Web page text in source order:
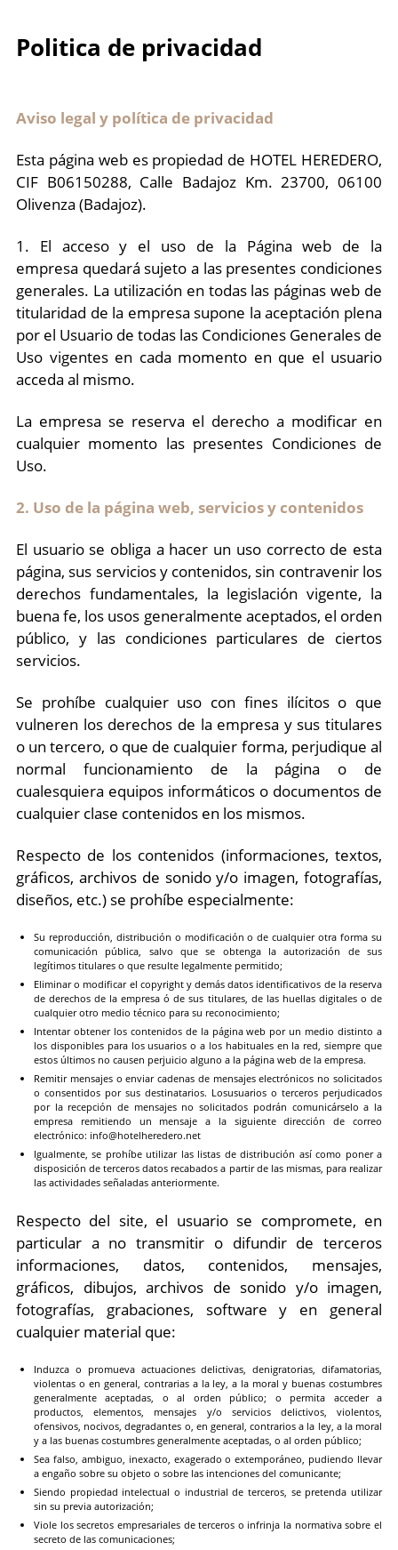
Politica de privacidad
Aviso legal y política de privacidad
Esta página web es propiedad de HOTEL HEREDERO,
CIF B06150288, Calle Badajoz Km. 23700, 06100
Olivenza (Badajoz).
1. El acceso y el uso de la Página web de la
empresa quedará sujeto a las presentes condiciones
generales. La utilización en todas las páginas web de
titularidad de la empresa supone la aceptación plena
por el Usuario de todas las Condiciones Generales de
Uso vigentes en cada momento en que el usuario
acceda al mismo.
La empresa se reserva el derecho a modificar en
cualquier momento las presentes Condiciones de
Uso.
2. Uso de la página web, servicios y contenidos
El usuario se obliga a hacer un uso correcto de esta
página, sus servicios y contenidos, sin contravenir los
derechos fundamentales, la legislación vigente, la
buena fe, los usos generalmente aceptados, el orden
público, y las condiciones particulares de ciertos
servicios.
Se prohíbe cualquier uso con fines ilícitos o que
vulneren los derechos de la empresa y sus titulares
o un tercero, o que de cualquier forma, perjudique al
normal funcionamiento de la página o de
cualesquiera equipos informáticos o documentos de
cualquier clase contenidos en los mismos.
Respecto de los contenidos (informaciones, textos,
gráficos, archivos de sonido y/o imagen, fotografías,
diseños, etc.) se prohíbe especialmente:
Su reproducción, distribución o modificación o de cualquier otra forma su
comunicación pública, salvo que se obtenga la autorización de sus
legítimos titulares o que resulte legalmente permitido;
Eliminar o modificar el copyright y demás datos identificativos de la reserva
de derechos de la empresa ó de sus titulares, de las huellas digitales o de
cualquier otro medio técnico para su reconocimiento;
Intentar obtener los contenidos de la página web por un medio distinto a
los disponibles para los usuarios o a los habituales en la red, siempre que
estos últimos no causen perjuicio alguno a la página web de la empresa.
Remitir mensajes o enviar cadenas de mensajes electrónicos no solicitados
o consentidos por sus destinatarios. Losusuarios o terceros perjudicados
por la recepción de mensajes no solicitados podrán comunicárselo a la
empresa remitiendo un mensaje a la siguiente dirección de correo
electrónico: info@hotelheredero.net
Igualmente, se prohíbe utilizar las listas de distribución así como poner a
disposición de terceros datos recabados a partir de las mismas, para realizar
las actividades señaladas anteriormente.
Respecto del site, el usuario se compromete, en
particular a no transmitir o difundir de terceros
informaciones, datos, contenidos, mensajes,
gráficos, dibujos, archivos de sonido y/o imagen,
fotografías, grabaciones, software y en general
cualquier material que:
Induzca o promueva actuaciones delictivas, denigratorias, difamatorias,
violentas o en general, contrarias a la ley, a la moral y buenas costumbres
generalmente aceptadas, o al orden público; o permita acceder a
productos, elementos, mensajes y/o servicios delictivos, violentos,
ofensivos, nocivos, degradantes o, en general, contrarios a la ley, a la moral
y a las buenas costumbres generalmente aceptadas, o al orden público;
Sea falso, ambiguo, inexacto, exagerado o extemporáneo, pudiendo llevar
a engaño sobre su objeto o sobre las intenciones del comunicante;
Siendo propiedad intelectual o industrial de terceros, se pretenda utilizar
sin su previa autorización;
Viole los secretos empresariales de terceros o infrinja la normativa sobre el
secreto de las comunicaciones;